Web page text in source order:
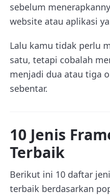
sebelum
website atau aplikasi
Lalu kamu tidak perlu
satu, tetapi cobalah
menjadi dua atau tiga
sebentar.
10 Jenis
Terbaik
Berikut ini 10 daftar
terbaik berdasarkan